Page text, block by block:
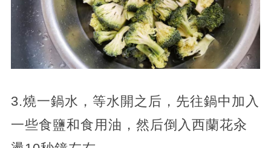
3.燒一鍋水，等水開之后，先往鍋中加入
一些食鹽和食用油，然后倒入西蘭花汆